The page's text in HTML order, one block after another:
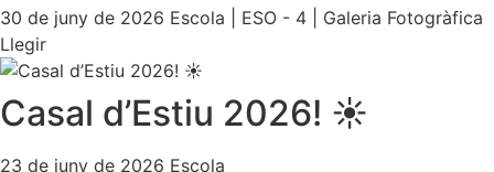
30 de juny de 2026 Escola ESO - 4
Galeria Fotogràfica
Llegir
Casal d’Estiu 2026! ☀️
23 de juny de 2026 Escola